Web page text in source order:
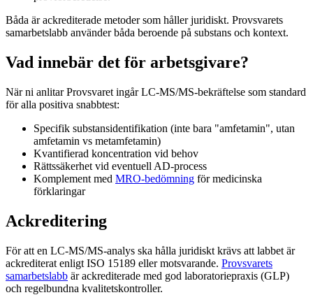
Båda är ackrediterade metoder som håller juridiskt. Provsvarets
samarbetslabb använder båda beroende på substans och kontext.
Vad innebär det för arbetsgivare?
När ni anlitar Provsvaret ingår LC-MS/MS-bekräftelse som standard
för alla positiva snabbtest:
Specifik substansidentifikation (inte bara "amfetamin", utan
amfetamin vs metamfetamin)
Kvantifierad koncentration vid behov
Rättssäkerhet vid eventuell AD-process
Komplement med MRO-bedömning för medicinska
förklaringar
Ackreditering
För att en LC-MS/MS-analys ska hålla juridiskt krävs att labbet är
ackrediterat enligt ISO 15189 eller motsvarande. Provsvarets
samarbetslabb är ackrediterade med god laboratoriepraxis (GLP)
och regelbundna kvalitetskontroller.